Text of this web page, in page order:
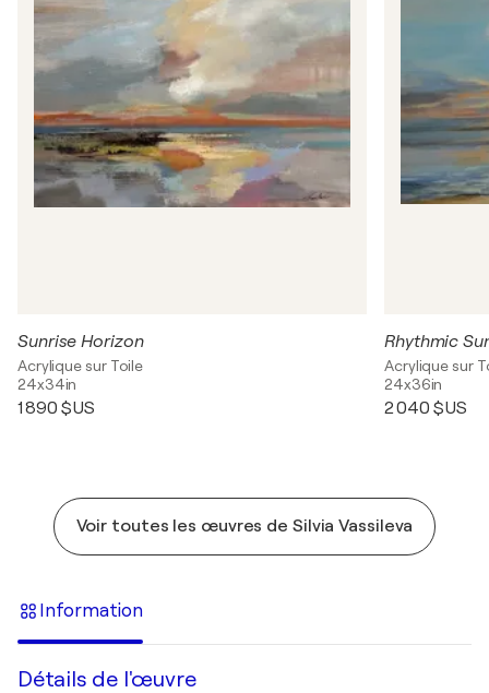
Sunrise Horizon
Acrylique sur Toile
24x34in
1 890 $US
Rhythmic
Acrylique sur
24x36in
2 040 $US
Voir toutes les œuvres de Silvia Vassileva
Information
Détails de l'œuvre